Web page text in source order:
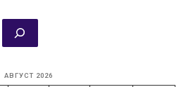
АВГУСТ 2026